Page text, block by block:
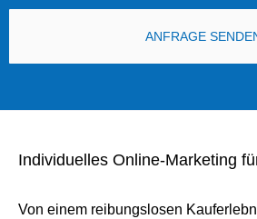
ANFRAGE
Individuelles Online-Marketing
Von einem reibungslosen